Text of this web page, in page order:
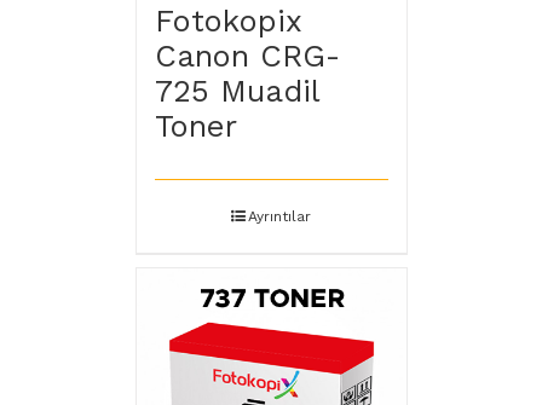
Fotokopix
Canon CRG-
725 Muadil
Toner
Ayrıntılar